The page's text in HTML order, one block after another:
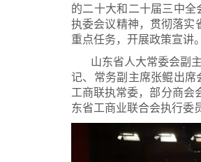
的二十大和二十届三中
执委会议精神，贯彻落实
重点任务，开展政策宣讲。
山东省人大常委会副
记、常务副主席张鲲出席
工商联执常委，部分商会
东省工商业联合会执行委